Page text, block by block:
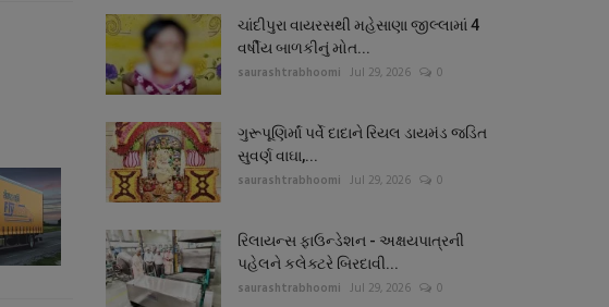
ચાંદીપુરા વાયરસથી મહેસાણા જીલ્લામાં 4
વર્ષીય બાળકીનું મોત...
saurashtrabhoomi Jul 29, 2026 0
ગુરૂપૂણિર્માં પર્વે દાદાને રિયલ ડાયમંડ જડિત
સુવર્ણ વાઘા,...
saurashtrabhoomi Jul 29, 2026 0
રિલાયન્સ ફાઉન્ડેશન - અક્ષયપાત્રની
પહેલને કલેક્ટરે બિરદાવી...
saurashtrabhoomi Jul 29, 2026 0